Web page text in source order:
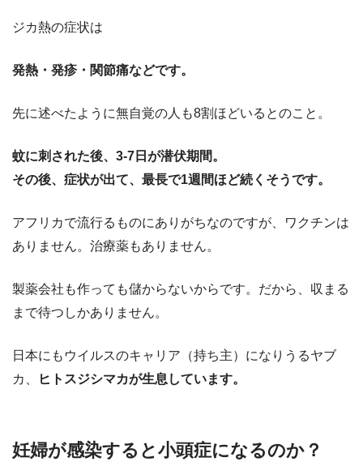
ジカ熱の症状は
発熱・発疹・関節痛などです。
先に述べたように無自覚の人も8割ほどいるとのこと。
蚊に刺された後、3-7日が潜伏期間。
その後、症状が出て、最長で1週間ほど続くそうです。
アフリカで流行るものにありがちなのですが、ワクチンは
ありません。治療薬もありません。
製薬会社も作っても儲からないからです。だから、収まる
まで待つしかありません。
日本にもウイルスのキャリア（持ち主）になりうるヤブ
カ、
ヒトスジシマカが生息しています。
妊婦が感染すると小頭症になるのか？